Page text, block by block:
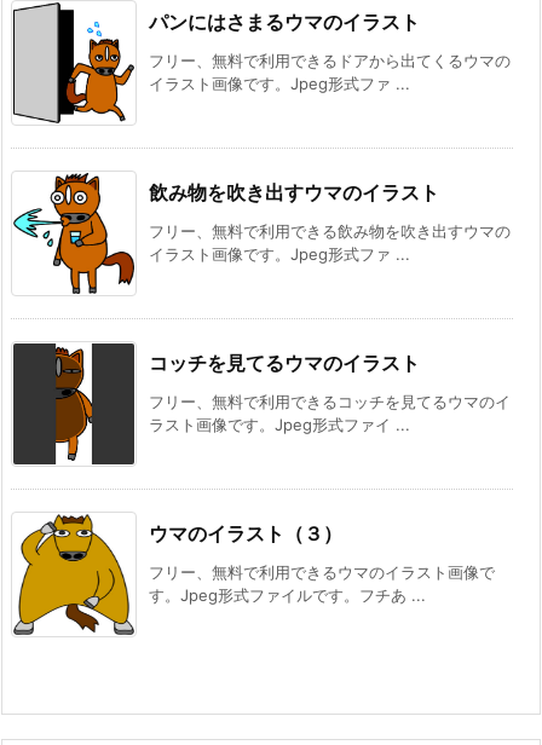
パンにはさまるウマのイラスト
フリー、無料で利用できるドアから出てくるウマの
イラスト画像です。Jpeg形式ファ ...
飲み物を吹き出すウマのイラスト
フリー、無料で利用できる飲み物を吹き出すウマの
イラスト画像です。Jpeg形式ファ ...
コッチを見てるウマのイラスト
フリー、無料で利用できるコッチを見てるウマのイ
ラスト画像です。Jpeg形式ファイ ...
ウマのイラスト（３）
フリー、無料で利用できるウマのイラスト画像で
す。Jpeg形式ファイルです。フチあ ...